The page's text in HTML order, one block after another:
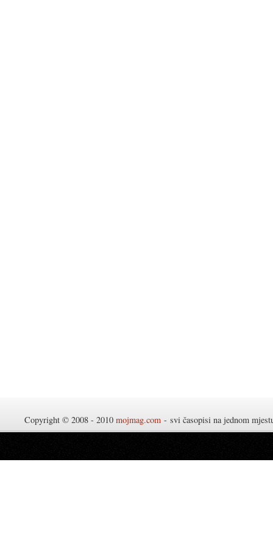
Copyright © 2008 - 2010 mojmag.com - svi časopisi na jednom